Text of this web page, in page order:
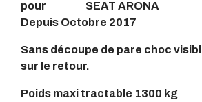
pour SEAT ARONA
Depuis Octobre 2017
Sans découpe de pare choc
sur le retour.
Poids maxi tractable 1300 kg